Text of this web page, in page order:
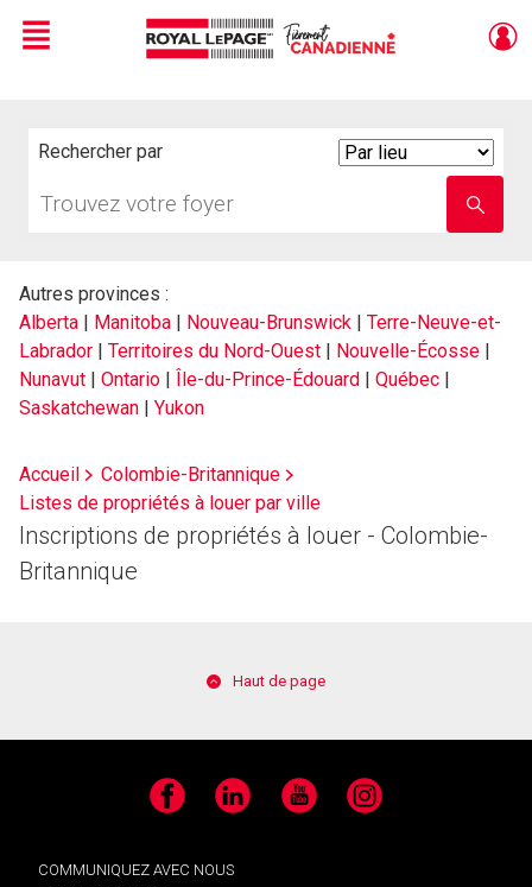
Live
En Direct
Menu
Rechercher par
votre
nom
Autres provinces :
Alberta | Manitoba | Nouveau-Brunswick | Terre-Neuve-et-
Labrador | Territoires du Nord-Ouest | Nouvelle-Écosse |
Nunavut | Ontario | Île-du-Prince-Édouard | Québec |
Saskatchewan | Yukon
Accueil
Colombie-Britannique
Listes de propriétés à louer par ville
Inscriptions de propriétés à louer - Colombie-
Britannique
Haut de page
Facebook LinkedIn YouTube Instagram
COMMUNIQUEZ AVEC NOUS